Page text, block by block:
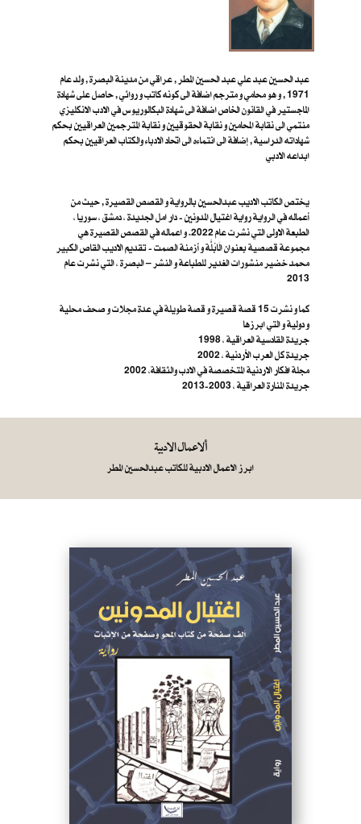
عبد الحسين عبد علي عبد الحسين المطر , عراقي من مدينة البصرة , ولد عام
1971 , و هو محامي و مترجم اضافة الى كونه كاتب و روائي , حاصل على شهادة
الماجستير في القانون الخاص اضافة الى شهادة البكالوريوس في الادب الانكليزي
منتمي الى نقابة المحامين و نقابة الحقوقيين و نقابة المترجمين العراقيين بحكم
شهاداته الدراسية , إضافة الى انتماءه الى اتحاد الادباء والكتاب العراقيين بحكم
ابداعه الادبي
يختص الكاتب الاديب عبدالحسين بالرواية و القصص القصيرة , حيث من
أعماله في الرواية رواية اغتيال المدونين - دار امل الجديدة ، دمشق ، سوريا ،
الطبعة الاولى التي نشرت عام 2022. و اعماله في القصص القصيرة هي
مجموعة قصصية بعنوان الَابُلَّة و أزمنة الصمت - تقديم الاديب القاص الكبير
محمد خضير منشورات الغدير للطباعة و النشر – البصرة ، ا​لتي نشرت عام
2013
و دولية و التي ابرزها
جريدة القادسية العراقية ، 1998
جريدة كل العرب الأردنية ، 2002
مجلة افكار الاردنية المتخصصة في الادب والثقافة، 2002
جريدة المنارة العراقية ، 2003-2013
ألاعمال الادبية
ابرز الاعمال الادبية للكاتب عبدالحسين المطر